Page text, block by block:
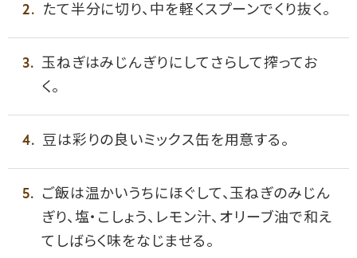
たて半分に切り、中を軽くスプーンでくり抜く。
玉ねぎはみじんぎりにしてさらして搾ってお
く。
豆は彩りの良いミックス缶を用意する。
ご飯は温かいうちにほぐして、玉ねぎのみじん
ぎり、塩・こしょう、レモン汁、オリーブ油で和え
てしばらく味をなじませる。